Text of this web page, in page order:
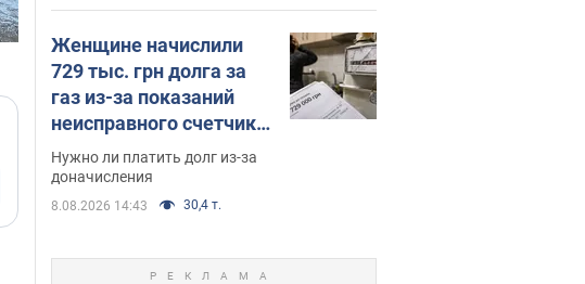
Женщине начислили
729 тыс. грн долга за
газ из-за показаний
неисправного счетчика:
судья вынес
неожиданное решение
Нужно ли платить долг из-за
доначисления
8.08.2026 14:43 30,4 т.